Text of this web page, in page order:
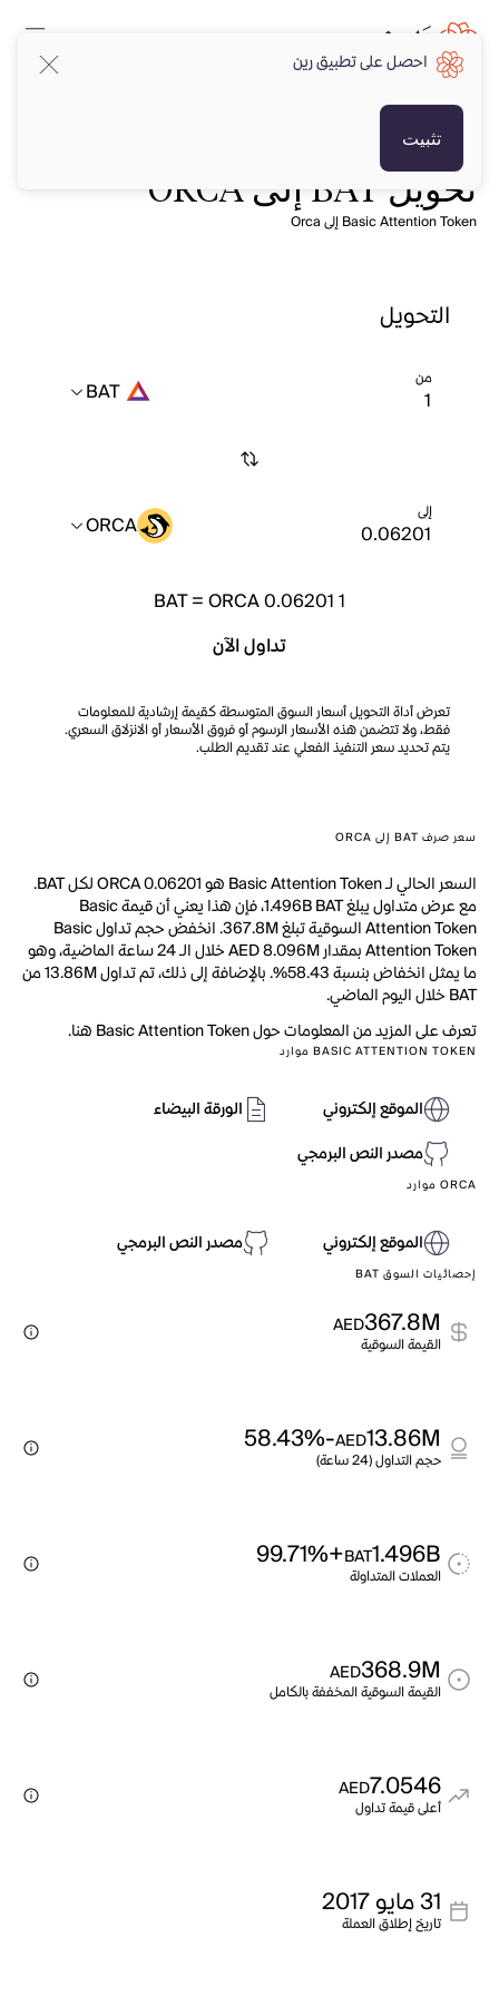
تحويل BAT إلى ORCA
Basic Attention Token إلى Orca
التحويل
من BAT
إلى ORCA
1
BAT=ORCA 0.06201
تداول الآن
تعرض أداة التحويل أسعار السوق المتوسطة كقيمة إرشادية للمعلومات
فقط، ولا تتضمن هذه الأسعار الرسوم أو فروق الأسعار أو الانزلاق السعري.
يتم تحديد سعر التنفيذ الفعلي عند تقديم الطلب.
سعر صرف BAT إلى ORCA
السعر الحالي لـ Basic Attention Token هو ORCA 0.06201 لكل BAT.
مع عرض متداول يبلغ 1.496B BAT، فإن هذا يعني أن قيمة Basic
Attention Token السوقية تبلغ 367.8M. انخفض حجم تداول Basic
Attention Token بمقدار AED 8.096M خلال الـ 24 ساعة الماضية، وهو
ما يمثل انخفاض بنسبة 58.43%. بالإضافة إلى ذلك، تم تداول 13.86M من
BAT خلال اليوم الماضي.
تعرف على المزيد من المعلومات حول Basic Attention Token هنا.
BASIC ATTENTION TOKEN موارد
الموقع إلكتروني
الورقة البيضاء
مصدر النص البرمجي
ORCA موارد
الموقع إلكتروني مصدر النص البرمجي
إحصائيات السوق BAT
367.8M
AED
القيمة السوقية
13.86M
AED
-58.43%
حجم التداول (24 ساعة)
1.496B
BAT
+99.71%
العملات المتداولة
368.9M
AED
القيمة السوقية المخففة بالكامل
7.0546
AED
أعلى قيمة تداول
31 مايو 2017
تاريخ إطلاق العملة
احصل على تطبيق رين
تثبيت